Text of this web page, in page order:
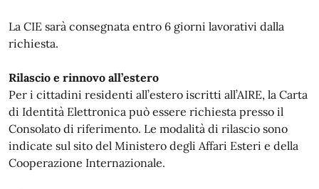
La CIE sarà consegnata entro 6 giorni lavorativi dalla
richiesta.
Rilascio e rinnovo all’estero
Per i cittadini residenti all’estero iscritti all’AIRE, la Carta
di Identità Elettronica può essere richiesta presso il
Consolato di riferimento. Le modalità di rilascio sono
indicate sul sito del Ministero degli Affari Esteri e della
Cooperazione Internazionale.